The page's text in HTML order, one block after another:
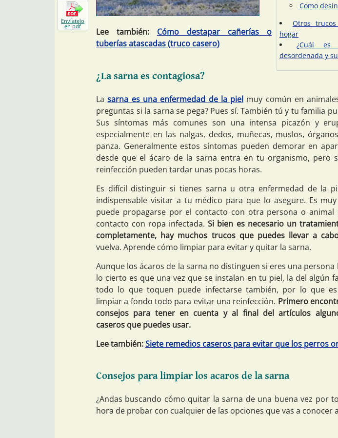
Como
Otros
hogar
¿Cuál
desordenada y
Lee también: Cómo destapar cañerías o
tuberías atascadas (truco casero)
¿La sarna es contagiosa?
Lasarna es una enfermedad de la piel muy común en
preguntas si la sarna se pega? Pues sí. También tú y tu familia
Sus síntomas más comunes son una intensa picazón y
especialmente en las nalgas, dedos, muñecas, muslos,
panza. Generalmente estos síntomas pueden demorar en
desde que el ácaro de la sarna entra en tu organismo, pero
reinfección pueden tardar unas pocas horas.
Es difícil distinguir si tienes sarna u otra enfermedad de la
indispensable visitar a tu médico para que lo asegure. Es
puede propagarse por el contacto con otra persona o
contacto con ropa infectada.Si bien es necesario un
completamente, hay muchos trucos que puedes llevar a
vuelva. Aprende cómo limpiar para evitar y quitar la sarna.
Aunque los ácaros de la sarna no distinguen si eres una persona
lo cierto es que una vez que se instalan en tu piel, la del algún
todo lo que toquen puede infectarse también, por lo que
limpiar a fondo todo para evitar una reinfección. Primero
consejos para tener en cuenta y al final del artículos
caseros que puedes usar.
Lee también:Siete remedios caseros para evitar que los perros
Consejos para limpiar los acaros de la sarna
¿Andas buscando cómo quitar la sarna de una buena vez por
hora de probar con cualquier de las opciones que vas a conocer
Envíatelo
en pdf